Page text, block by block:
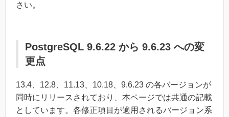
さい。
PostgreSQL 9.6.22 から 9.6.23 への変
更点
13.4、12.8、11.13、10.18、9.6.23 の各バージョンが
同時にリリースされており、本ページでは共通の記載
としています。各修正項目が適用されるバージョン系